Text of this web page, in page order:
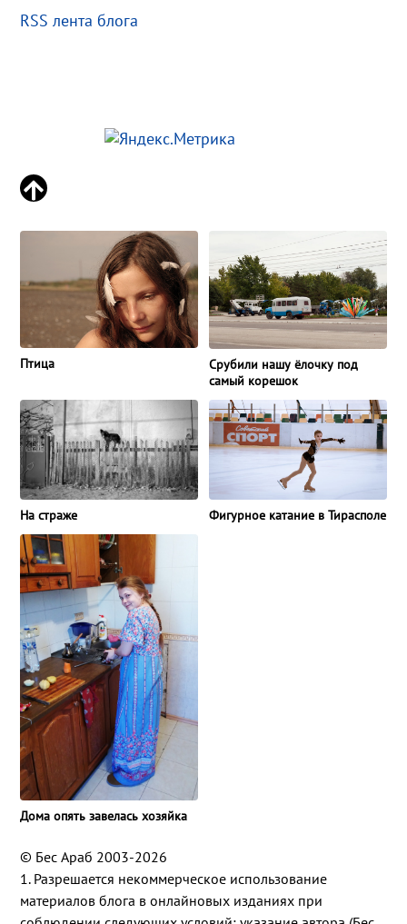
RSS лента блога
Птица
Срубили нашу ёлочку под
самый корешок
На страже Фигурное катание в Тирасполе
Дома опять завелась хозяйка
© Бес Араб 2003-2026
1. Разрешается некоммерческое использование
материалов блога в онлайновых изданиях при